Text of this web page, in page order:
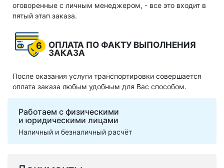
оговоренные с личным менеджером, - все это входит в
пятый этап заказа.
6
ОПЛАТА ПО ФАКТУ ВЫПОЛНЕНИЯ
ЗАКАЗА
После оказания услуги транспортировки совершается
оплата заказа любым удобным для Вас способом.
Работаем с физическими
и юридическими лицами
Наличный и безналичный расчёт